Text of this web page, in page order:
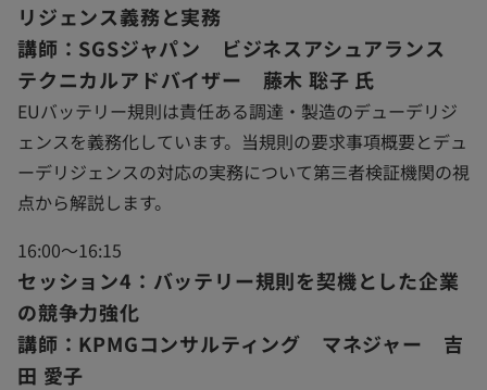
リジェンス義務と実務
講師：SGSジャパン ビジネスアシュアランス
テクニカルアドバイザー 藤木 聡子 氏
EUバッテリー規則は責任ある調達・製造のデューデリジ
ェンスを義務化しています。当規則の要求事項概要とデュ
ーデリジェンスの対応の実務について第三者検証機関の視
点から解説します。
16:00～16:15
セッション4：バッテリー規則を契機とした企業
の競争力強化
講師：KPMGコンサルティング マネジャー 吉
田 愛子